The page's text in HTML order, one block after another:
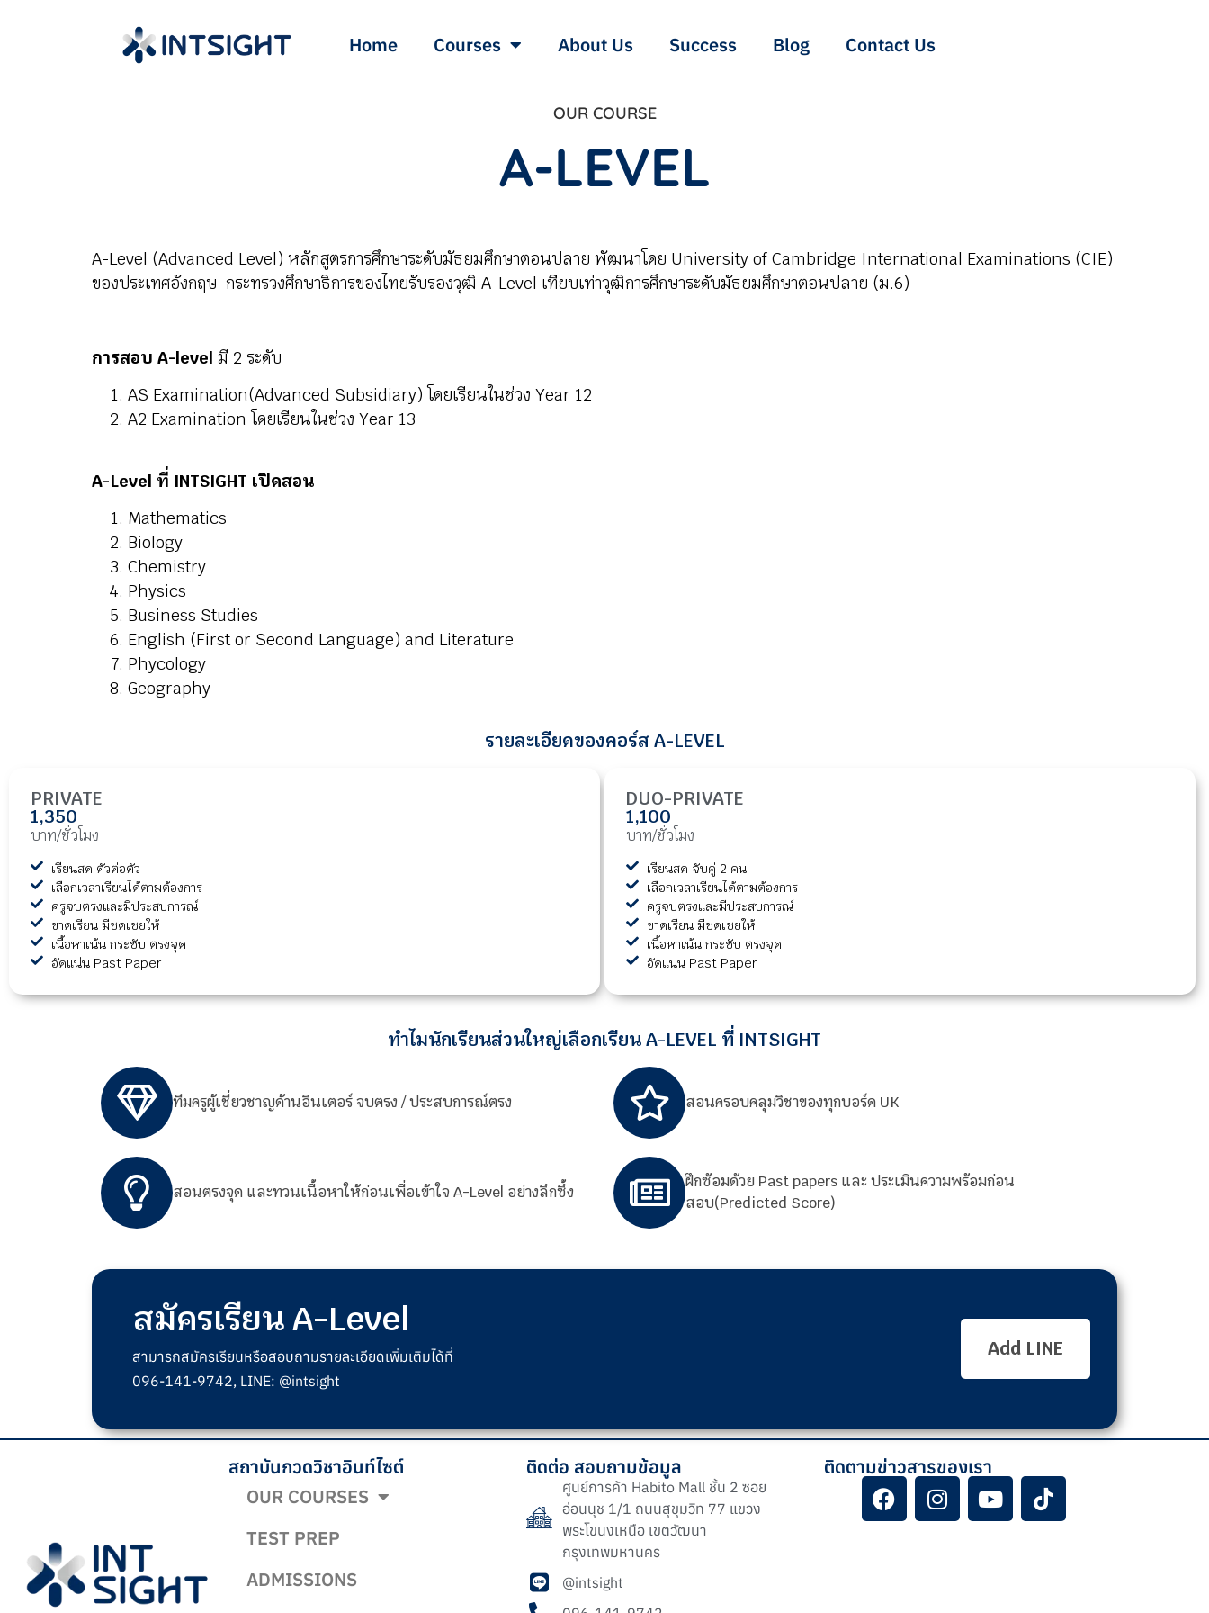
Home Courses About Us Success Blog Contact Us
OUR COURSE
A-LEVEL
A-Level (Advanced Level) หลักสูตรการศึกษาระดับมัธยมศึกษาตอนปลาย พัฒนาโดย University of Cambridge International Examinations (CIE)
ของประเทศอังกฤษ กระทรวงศึกษาธิการของไทยรับรองวุฒิ A-Level เทียบเท่าวุฒิการศึกษาระดับมัธยมศึกษาตอนปลาย (ม.6)
การสอบ A-level มี 2 ระดับ
AS Examination(Advanced Subsidiary) โดยเรียนในช่วง Year 12
A2 Examination โดยเรียนในช่วง Year 13
A-Level ที่ INTSIGHT เปิดสอน
Mathematics
Biology
Chemistry
Physics
Business Studies
English (First or Second Language) and Literature
​Phycology
Geography
รายละเอียดของคอร์ส A-LEVEL
PRIVATE
1,350
บาท/ชั่วโมง
เรียนสด ตัวต่อตัว
เลือกเวลาเรียนได้ตามต้องการ
ครูจบตรงและมีประสบการณ์
ขาดเรียน มีชดเชยให้
เนื้อหาเน้น กระชับ ตรงจุด
อัดแน่น Past Paper
DUO-PRIVATE
1,100
บาท/ชั่วโมง
เรียนสด จับคู่ 2 คน
เลือกเวลาเรียนได้ตามต้องการ
ครูจบตรงและมีประสบการณ์
ขาดเรียน มีชดเชยให้
เนื้อหาเน้น กระชับ ตรงจุด
อัดแน่น Past Paper
ทำไมนักเรียนส่วนใหญ่เลือกเรียน A-LEVEL ที่ INTSIGHT
ทีมครูผู้เชี่ยวชาญด้านอินเตอร์ จบตรง / ประสบการณ์ตรง สอนครอบคลุมวิชาของทุกบอร์ด UK
สอนตรงจุด และทวนเนื้อหาให้ก่อนเพื่อเข้าใจ A-Level อย่างลึกซึ้ง
ฝึกซ้อมด้วย Past papers และ ประเมินความพร้อมก่อน
สอบ(Predicted Score)
สมัครเรียน A-Level
สามารถสมัครเรียนหรือสอบถามรายละเอียดเพิ่มเติมได้ที่
096-141-9742, LINE: @intsight
Add LINE
สถาบันกวดวิชาอินท์ไซต์
OUR COURSES
TEST PREP
ADMISSIONS
ติดต่อ สอบถามข้อมูล
ศูนย์การค้า Habito Mall ชั้น 2 ซอย
อ่อนนุช 1/1 ถนนสุขุมวิท 77 แขวง
พระโขนงเหนือ เขตวัฒนา
กรุงเทพมหานคร
@intsight
ติดตามข่าวสารของเรา